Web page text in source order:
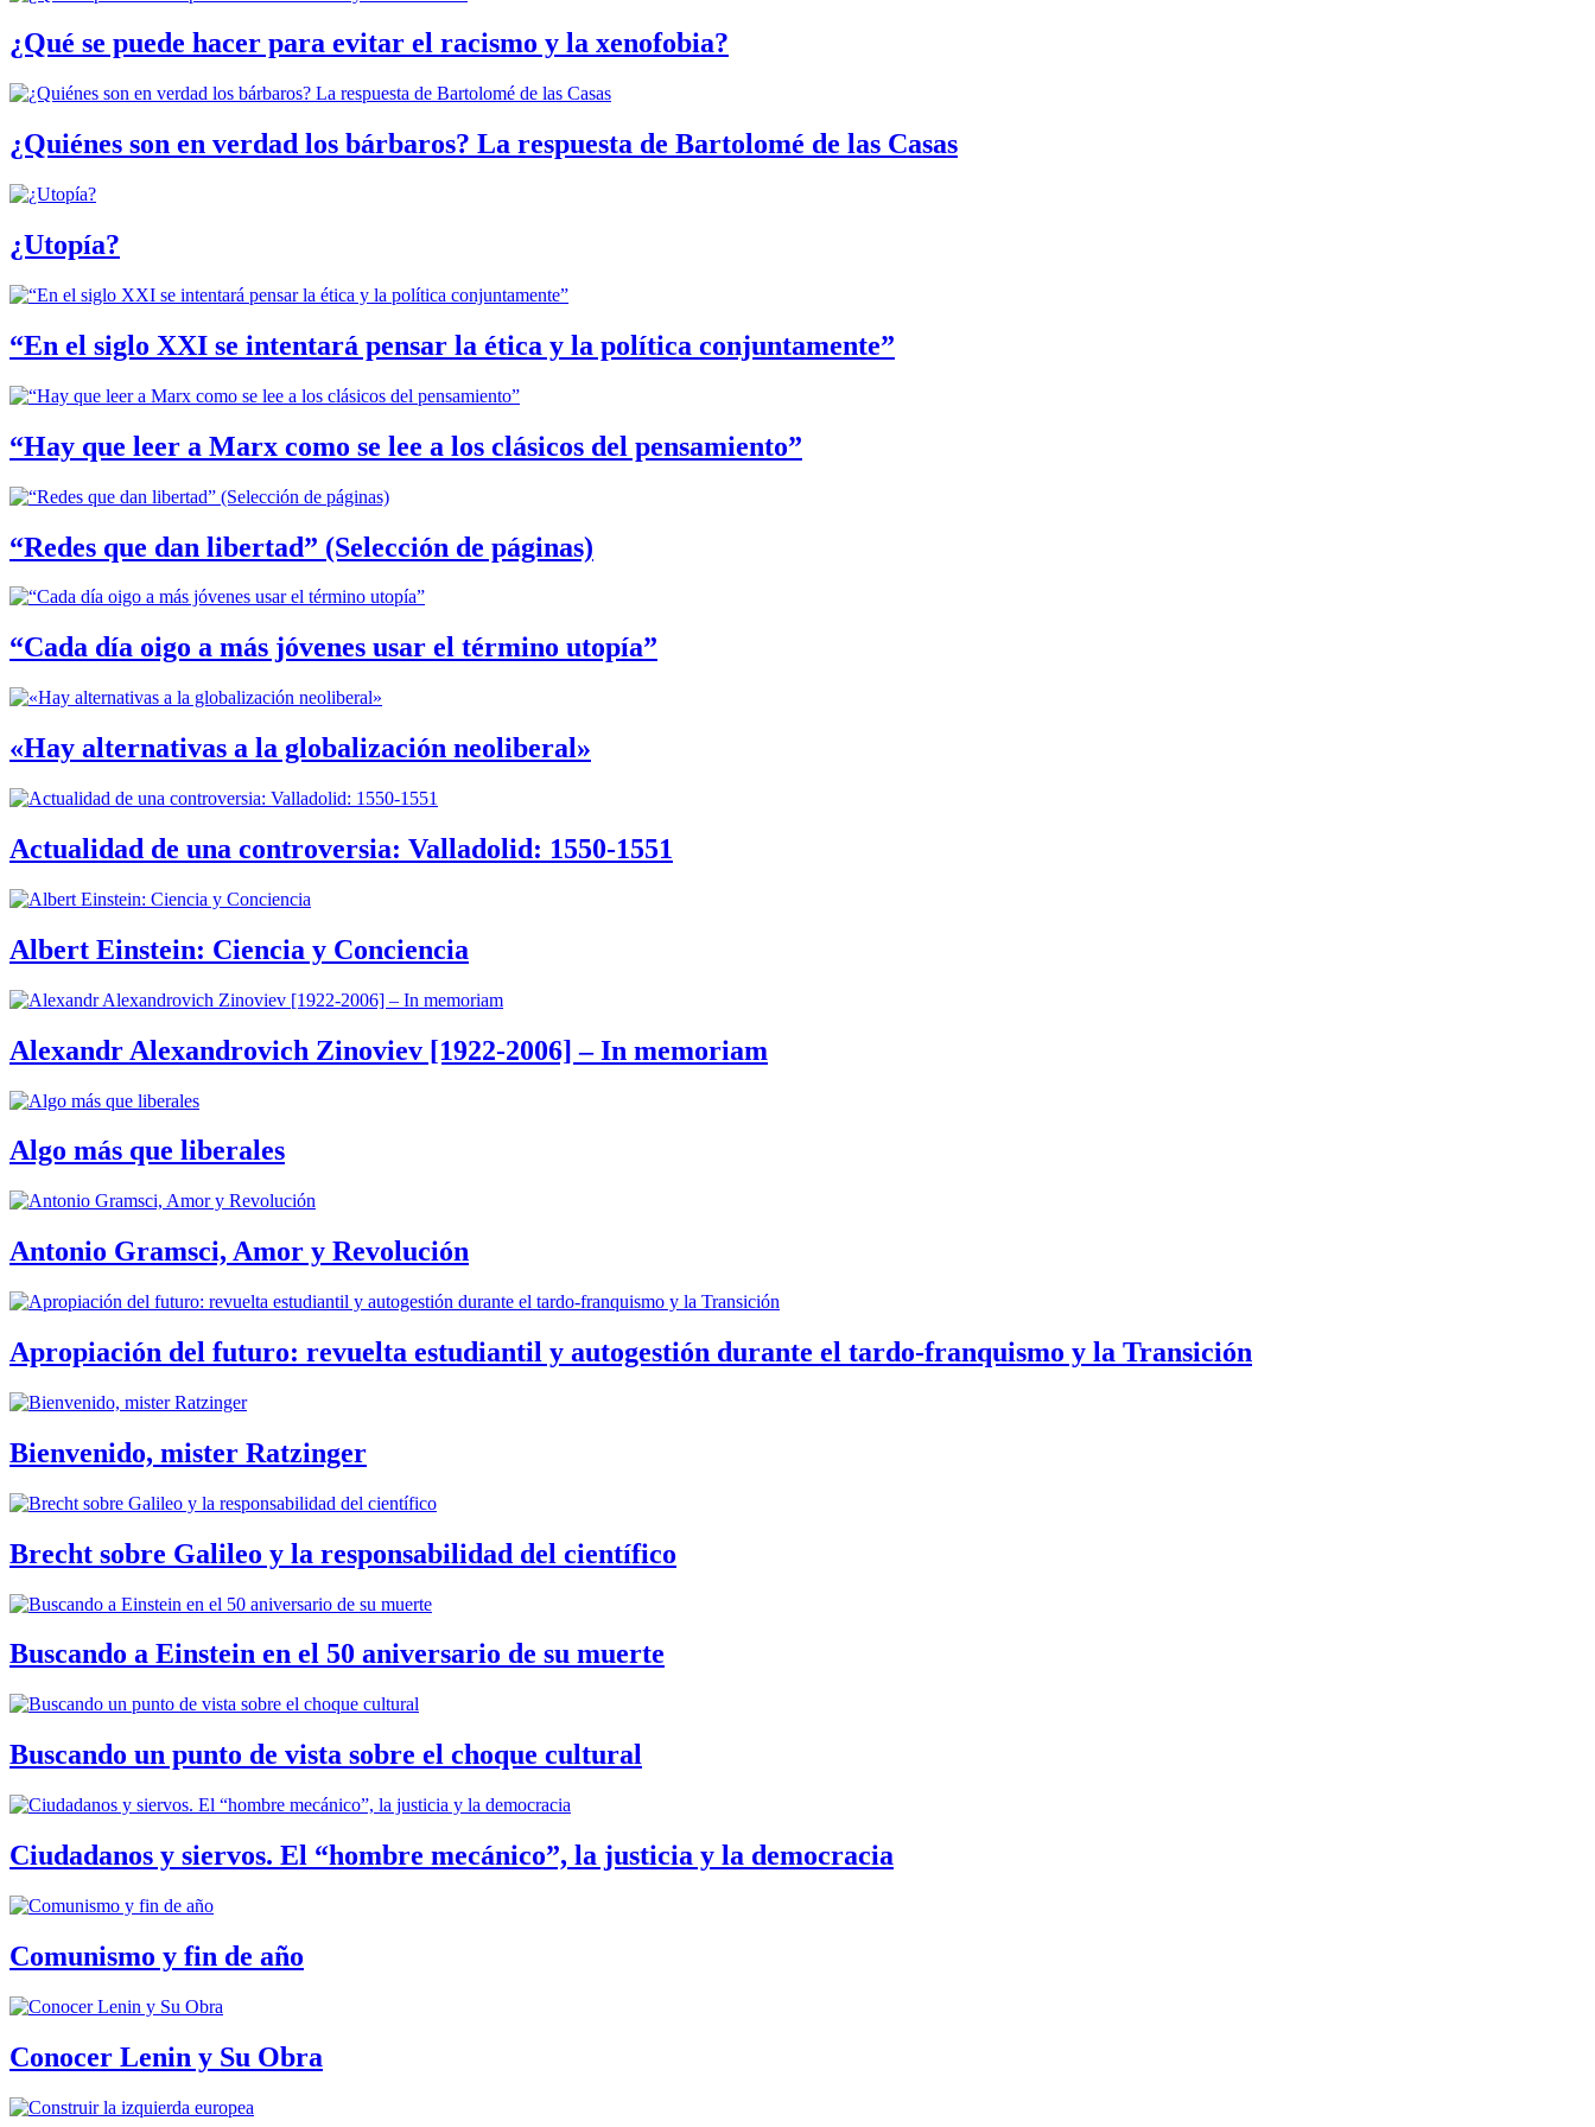
¿Qué se puede hacer para evitar el racismo y la xenofobia?
¿Quiénes son en verdad los bárbaros? La respuesta de Bartolomé de las Casas
¿Utopía?
“En el siglo XXI se intentará pensar la ética y la política conjuntamente”
“Hay que leer a Marx como se lee a los clásicos del pensamiento”
“Redes que dan libertad” (Selección de páginas)
“Cada día oigo a más jóvenes usar el término utopía”
«Hay alternativas a la globalización neoliberal»
Actualidad de una controversia: Valladolid: 1550-1551
Albert Einstein: Ciencia y Conciencia
Alexandr Alexandrovich Zinoviev [1922-2006] – In memoriam
Algo más que liberales
Antonio Gramsci, Amor y Revolución
Apropiación del futuro: revuelta estudiantil y autogestión durante el tardo-franquismo y la Transición
Bienvenido, mister Ratzinger
Brecht sobre Galileo y la responsabilidad del científico
Buscando a Einstein en el 50 aniversario de su muerte
Buscando un punto de vista sobre el choque cultural
Ciudadanos y siervos. El “hombre mecánico”, la justicia y la democracia
Comunismo y fin de año
Conocer Lenin y Su Obra